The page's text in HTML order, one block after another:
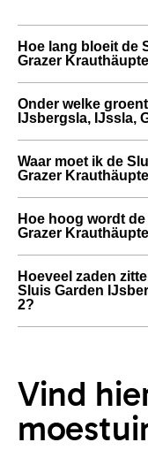
Hoe lang bloeit de
Grazer
Onder welke
IJsbergsla, IJssla,
Waar moet ik de
Grazer
Hoe hoog wordt
Grazer
Hoeveel zaden
Sluis Garden
2?
Vind